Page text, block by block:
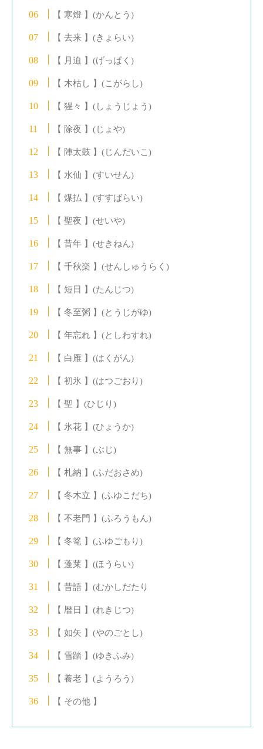
【 寒燈 】(かんとう)
【 去来 】(きょらい)
【 月迫 】(げっぱく)
【 木枯し 】(こがらし)
【 猩々 】(しょうじょう)
【 除夜 】(じょや)
【 陣太鼓 】(じんだいこ)
【 水仙 】(すいせん)
【 煤払 】(すすばらい)
【 聖夜 】(せいや)
【 昔年 】(せきねん)
【 千秋楽 】(せんしゅうらく)
【 短日 】(たんじつ)
【 冬至粥 】(とうじがゆ)
【 年忘れ 】(としわすれ)
【 白雁 】(はくがん)
【 初氷 】(はつごおり)
【 聖 】(ひじり)
【 氷花 】(ひょうか)
【 無事 】(ぶじ)
【 札納 】(ふだおさめ)
【 冬木立 】(ふゆこだち)
【 不老門 】(ふろうもん)
【 冬篭 】(ふゆごもり)
【 蓬莱 】(ほうらい)
【 昔語 】(むかしだたり
【 暦日 】(れきじつ)
【 如矢 】(やのごとし)
【 雪踏 】(ゆきふみ)
【 養老 】(ようろう)
【 その他 】